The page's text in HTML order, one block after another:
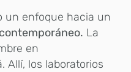
un enfoque hacia un
La
en
Allí, los laboratorios